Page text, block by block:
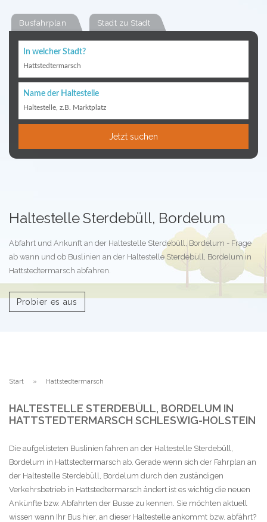
Busfahrplan Stadt zu Stadt
In welcher Stadt?
Hattstedtermarsch
Name der Haltestelle
Haltestelle, z.B. Marktplatz
Jetzt suchen
Haltestelle Sterdebüll, Bordelum
Abfahrt und Ankunft an der Haltestelle Sterdebüll, Bordelum - Frage
ab wann und ob Buslinien an der Haltestelle Sterdebüll, Bordelum in
Hattstedtermarsch abfahren.
Probier es aus
Start Hattstedtermarsch
HALTESTELLE STERDEBÜLL, BORDELUM IN
HATTSTEDTERMARSCH SCHLESWIG-HOLSTEIN
Die aufgelisteten Buslinien fahren an der Haltestelle Sterdebüll,
Bordelum in Hattstedtermarsch ab. Gerade wenn sich der Fahrplan an
der Haltestelle Sterdebüll, Bordelum durch den zuständigen
Verkehrsbetrieb in Hattstedtermarsch ändert ist es wichtig die neuen
Ankünfte bzw. Abfahrten der Busse zu kennen. Sie möchten aktuell
wissen wann Ihr Bus hier, an dieser Haltestelle ankommt bzw. abfährt?